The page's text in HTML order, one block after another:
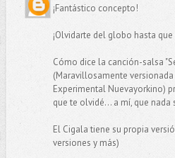
¡Fantástico concepto!
¡Olvidarte del globo hasta
Cómo dice la canción-salsa
(Maravillosamente
Experimental Nuevayorkino)
que te olvidé... a mí, que nada
El Cigala tiene su propia
versiones y más)